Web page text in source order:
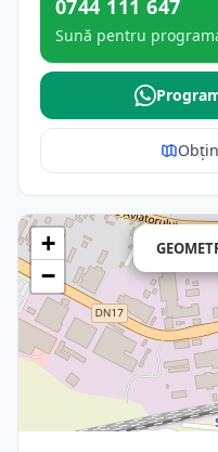
0744 111 647
Sună pentru
+
−